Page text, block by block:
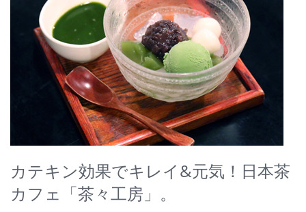
カテキン効果でキレイ&元気！日本茶
カフェ「茶々工房」。